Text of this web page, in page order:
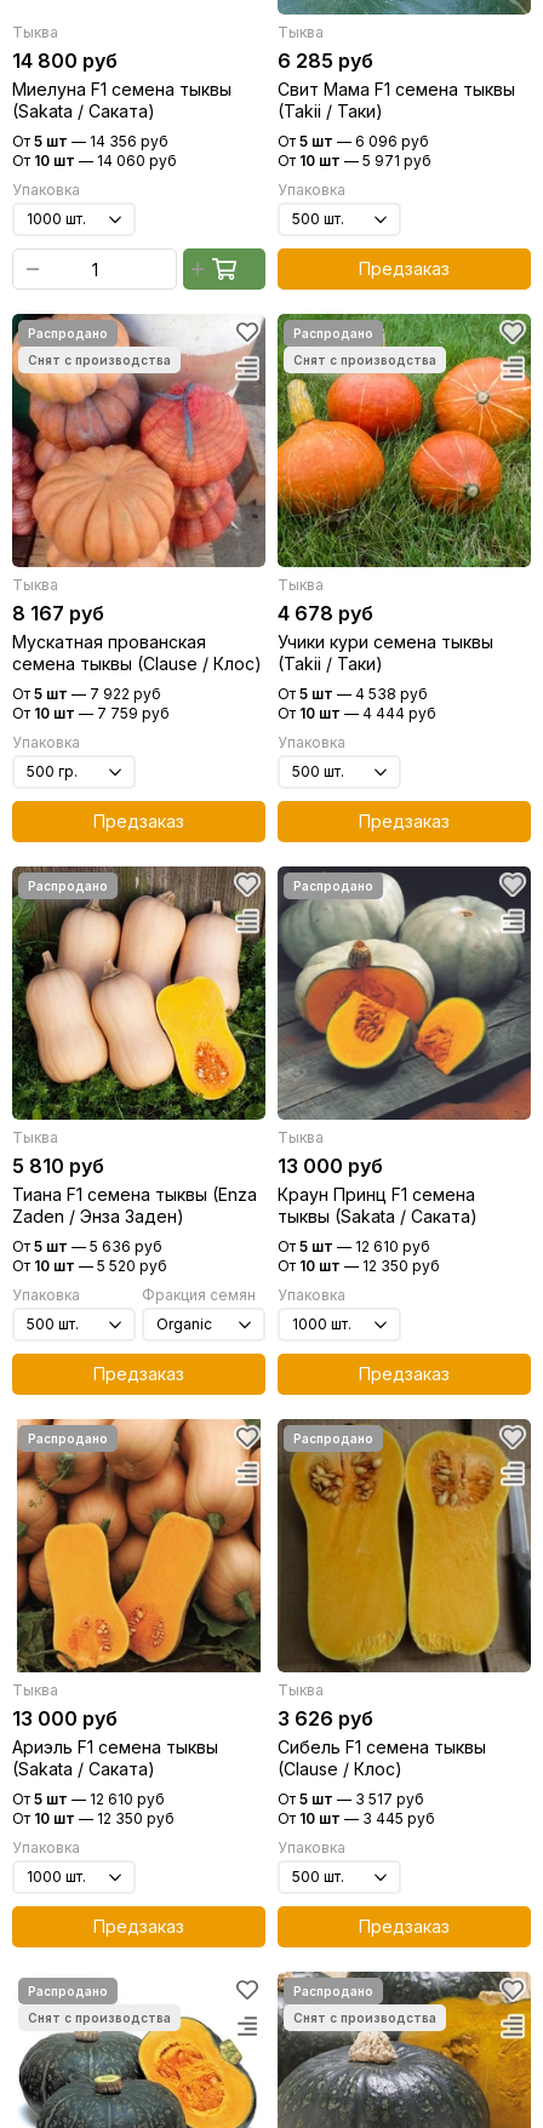
Тыква
14 800 руб
Миелуна F1 семена тыквы
(Sakata / Саката)
От 5 шт — 14 356 руб
От 10 шт — 14 060 руб
Упаковка
Тыква
6 285 руб
Свит Мама F1 семена тыквы
(Takii / Таки)
От 5 шт — 6 096 руб
От 10 шт — 5 971 руб
Упаковка
Предзаказ
Тыква
8 167 руб
Мускатная прованская
семена тыквы (Clause / Клос)
От 5 шт — 7 922 руб
От 10 шт — 7 759 руб
Упаковка
Предзаказ
Тыква
4 678 руб
Учики кури семена тыквы
(Takii / Таки)
От 5 шт — 4 538 руб
От 10 шт — 4 444 руб
Упаковка
Предзаказ
Тыква
5 810 руб
Тиана F1 семена тыквы (Enza
Zaden / Энза Заден)
От 5 шт — 5 636 руб
От 10 шт — 5 520 руб
Упаковка
Фракция семян
Предзаказ
Тыква
13 000 руб
Краун Принц F1 семена
тыквы (Sakata / Саката)
От 5 шт — 12 610 руб
От 10 шт — 12 350 руб
Упаковка
Предзаказ
Тыква
13 000 руб
Ариэль F1 семена тыквы
(Sakata / Саката)
От 5 шт — 12 610 руб
От 10 шт — 12 350 руб
Упаковка
Предзаказ
Тыква
3 626 руб
Сибель F1 семена тыквы
(Clause / Клос)
От 5 шт — 3 517 руб
От 10 шт — 3 445 руб
Упаковка
Предзаказ